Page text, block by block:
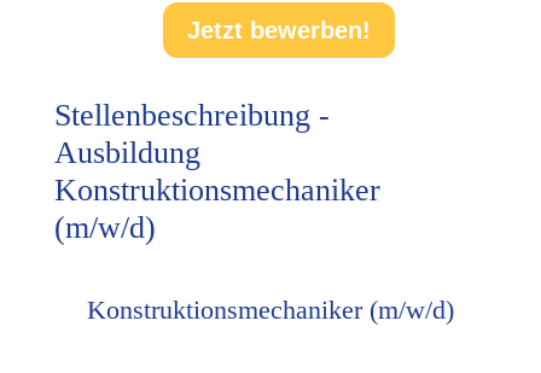
Jetzt bewerben!
Stellenbeschreibung -
Ausbildung
Konstruktionsmechaniker
(m/w/d)
Konstruktionsmechaniker (m/w/d)